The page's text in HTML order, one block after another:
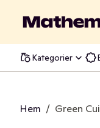
Kategorier
Hem / Green